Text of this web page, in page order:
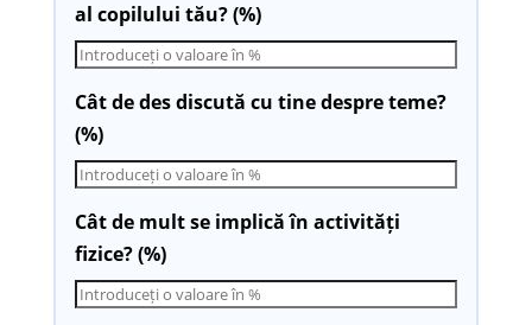
al copilului tău? (%)
Cât de des discută cu tine despre teme?
(%)
Cât de mult se implică în activități
fizice? (%)